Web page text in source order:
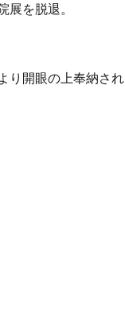
を脱退。
り開眼の上奉納され